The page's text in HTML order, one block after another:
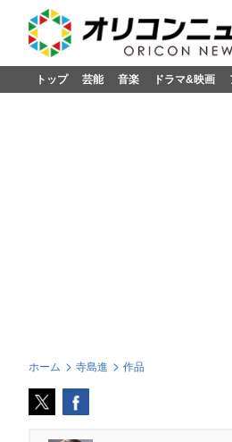
トップ 芸能 音楽 ドラマ&映画
ホーム 寺島進 作品